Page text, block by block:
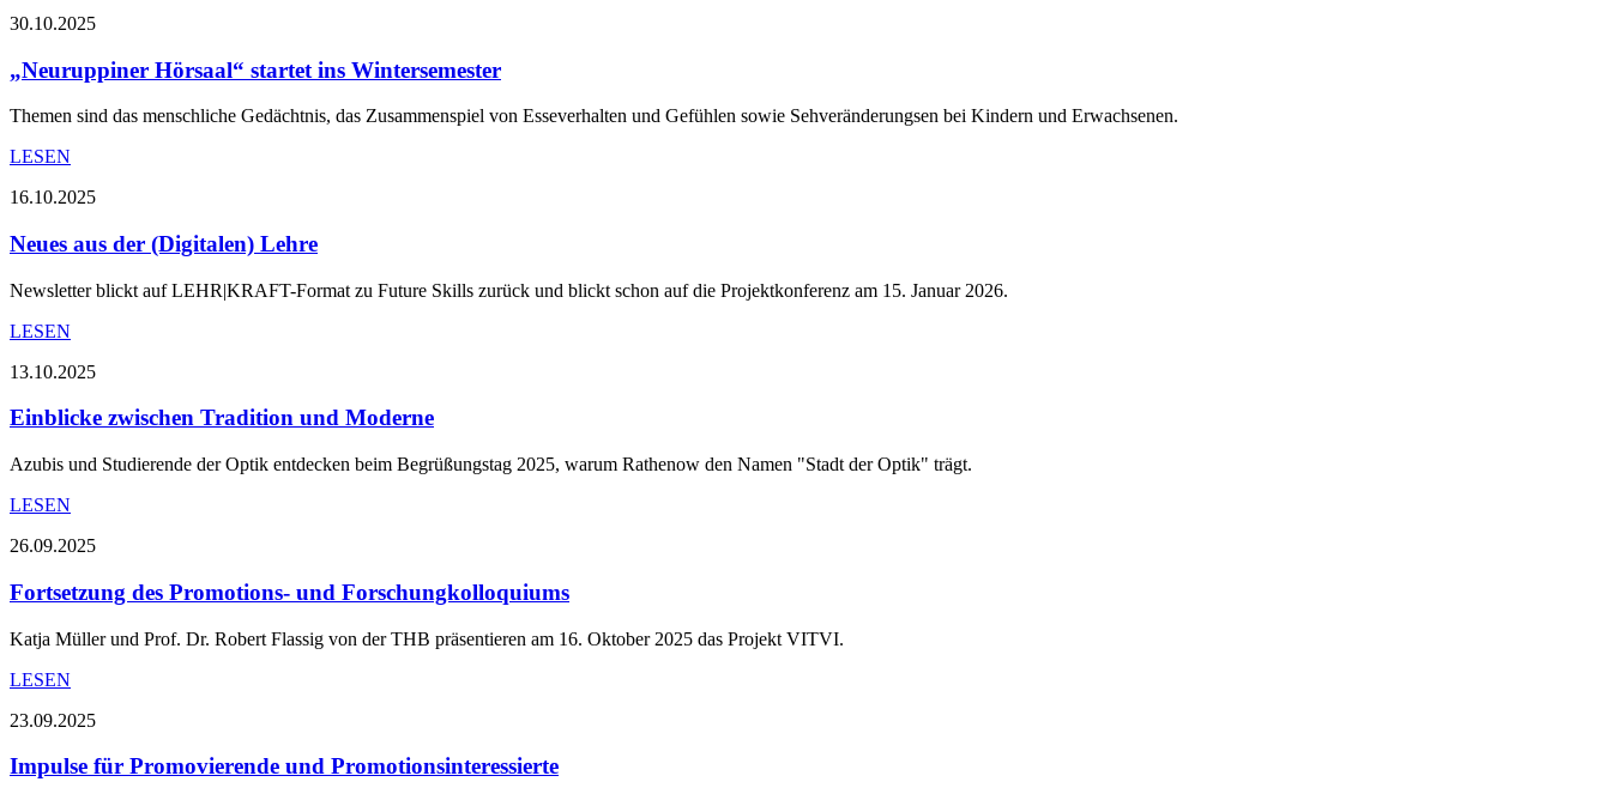
30.10.2025
„Neuruppiner Hörsaal“ startet ins Wintersemester
Themen sind das menschliche Gedächtnis, das Zusammenspiel von Esseverhalten und Gefühlen sowie Sehveränderungsen bei Kindern und Erwachsenen.
LESEN
16.10.2025
Neues aus der (Digitalen) Lehre
Newsletter blickt auf LEHR|KRAFT-Format zu Future Skills zurück und blickt schon auf die Projektkonferenz am 15. Januar 2026.
LESEN
13.10.2025
Einblicke zwischen Tradition und Moderne
Azubis und Studierende der Optik entdecken beim Begrüßungstag 2025, warum Rathenow den Namen "Stadt der Optik" trägt.
LESEN
26.09.2025
Fortsetzung des Promotions- und Forschungkolloquiums
Katja Müller und Prof. Dr. Robert Flassig von der THB präsentieren am 16. Oktober 2025 das Projekt VITVI.
LESEN
23.09.2025
Impulse für Promovierende und Promotionsinteressierte